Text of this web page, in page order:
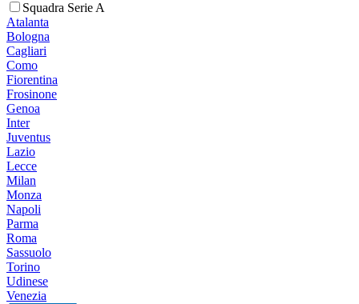
Squadra Serie A
Atalanta
Bologna
Cagliari
Como
Fiorentina
Frosinone
Genoa
Inter
Juventus
Lazio
Lecce
Milan
Monza
Napoli
Parma
Roma
Sassuolo
Torino
Udinese
Venezia